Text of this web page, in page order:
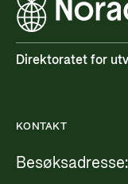
Direktoratet for
KONTAKT
Besøksadresse: